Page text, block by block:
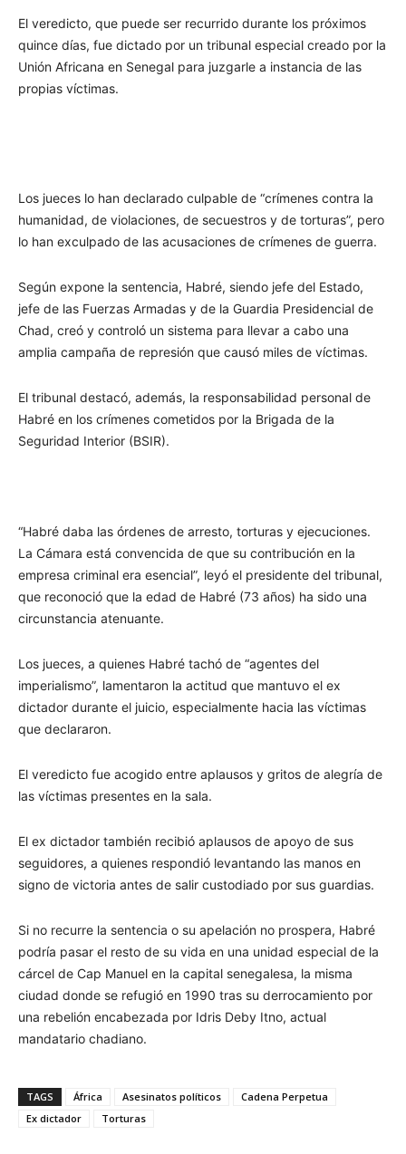
El veredicto, que puede ser recurrido durante los próximos
quince días, fue dictado por un tribunal especial creado por la
Unión Africana en Senegal para juzgarle a instancia de las
propias víctimas.
Los jueces lo han declarado culpable de “crímenes contra la
humanidad, de violaciones, de secuestros y de torturas”, pero
lo han exculpado de las acusaciones de crímenes de guerra.
Según expone la sentencia, Habré, siendo jefe del Estado,
jefe de las Fuerzas Armadas y de la Guardia Presidencial de
Chad, creó y controló un sistema para llevar a cabo una
amplia campaña de represión que causó miles de víctimas.
El tribunal destacó, además, la responsabilidad personal de
Habré en los crímenes cometidos por la Brigada de la
Seguridad Interior (BSIR).
“Habré daba las órdenes de arresto, torturas y ejecuciones.
La Cámara está convencida de que su contribución en la
empresa criminal era esencial”, leyó el presidente del tribunal,
que reconoció que la edad de Habré (73 años) ha sido una
circunstancia atenuante.
Los jueces, a quienes Habré tachó de “agentes del
imperialismo”, lamentaron la actitud que mantuvo el ex
dictador durante el juicio, especialmente hacia las víctimas
que declararon.
El veredicto fue acogido entre aplausos y gritos de alegría de
las víctimas presentes en la sala.
El ex dictador también recibió aplausos de apoyo de sus
seguidores, a quienes respondió levantando las manos en
signo de victoria antes de salir custodiado por sus guardias.
Si no recurre la sentencia o su apelación no prospera, Habré
podría pasar el resto de su vida en una unidad especial de la
cárcel de Cap Manuel en la capital senegalesa, la misma
ciudad donde se refugió en 1990 tras su derrocamiento por
una rebelión encabezada por Idris Deby Itno, actual
mandatario chadiano.
TAGS África Asesinatos políticos
Cadena Perpetua
Ex dictador
Torturas